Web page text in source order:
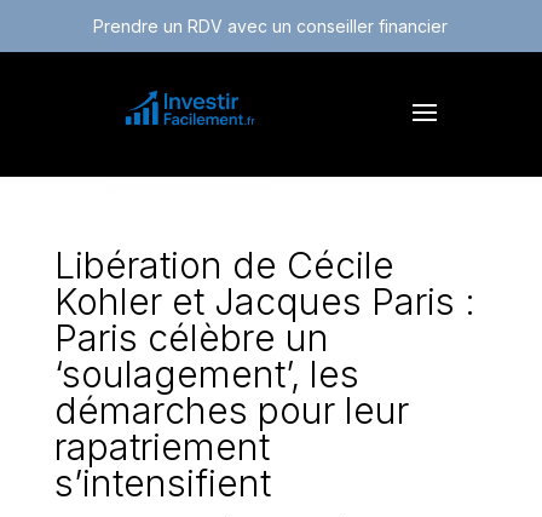
Prendre un RDV avec un conseiller financier
Libération de Cécile
Kohler et Jacques Paris :
Paris célèbre un
‘soulagement’, les
démarches pour leur
rapatriement
s’intensifient